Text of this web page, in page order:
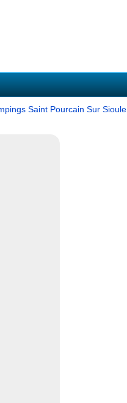
Saint Pourcain Sur Sioule